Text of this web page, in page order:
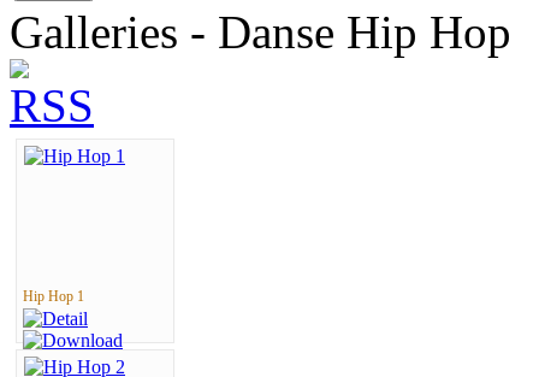
Galleries - Danse Hip Hop
Hip Hop 1